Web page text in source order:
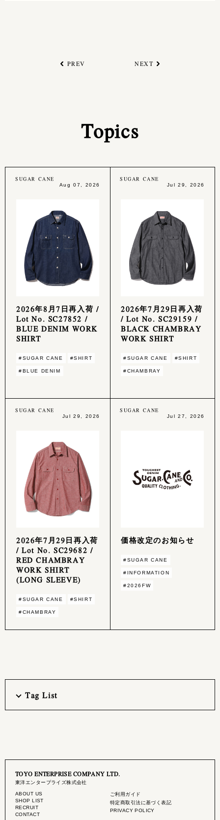
PREV NEXT
Topics
SUGAR CANE
Aug 07, 2026
2026年8月7日再入荷 /
Lot No. SC27852 /
BLUE DENIM WORK
SHIRT
#SUGAR CANE #SHIRT
#BLUE DENIM
SUGAR CANE
Jul 29, 2026
2026年7月29日再入荷
/ Lot No. SC29159 /
BLACK CHAMBRAY
WORK SHIRT
#SUGAR CANE #SHIRT
#CHAMBRAY
SUGAR CANE
Jul 29, 2026
2026年7月29日再入荷
/ Lot No. SC29682 /
RED CHAMBRAY
WORK SHIRT
(LONG SLEEVE)
#SUGAR CANE #SHIRT
#CHAMBRAY
SUGAR CANE
Jul 27, 2026
価格改定のお知らせ
#SUGAR CANE
#INFORMATION
#2026FW
Tag List
TOYO ENTERPRISE COMPANY LTD.
東洋エンタープライズ株式会社
ABOUT US
SHOP LIST
RECRUIT
CONTACT
ご利用ガイド
特定商取引法に基づく表記
PRIVACY POLICY